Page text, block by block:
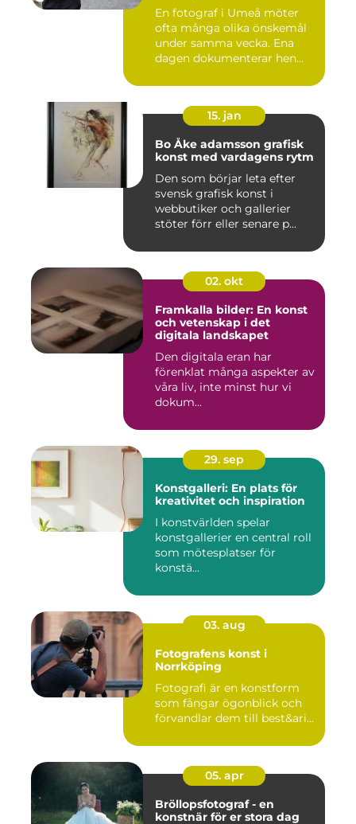
En fotograf i Umeå möter
ofta många olika önskemål
under samma vecka. Ena
dagen dokumenterar hen
15. jan
Bo Åke adamsson grafisk
konst med vardagens rytm
Den som börjar leta efter
svensk grafisk konst i
webbutiker och gallerier
stöter förr eller senare p...
02. okt
Framkalla bilder: En konst
och vetenskap i det
digitala landskapet
Den digitala eran har
förenklat många aspekter av
våra liv, inte minst hur vi
dokum...
29. sep
Konstgalleri: En plats för
kreativitet och inspiration
I konstvärlden spelar
konstgallerier en central roll
som mötesplatser för
konstä...
03. aug
Fotografens konst i
Norrköping
Fotografi är en konstform
som fångar ögonblick och
förvandlar dem till best&ari...
05. apr
Bröllopsfotograf - en
konstnär för er stora dag